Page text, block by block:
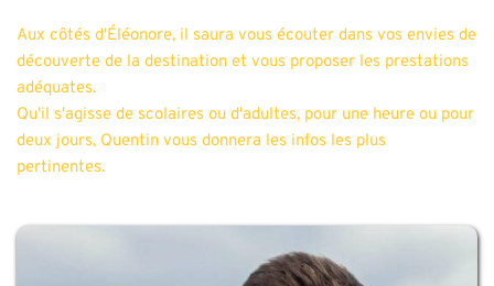
Aux côtés d'Éléonore, il saura vous écouter dans vos envies de
découverte de la destination et vous proposer les prestations
adéquates.
Qu'il s'agisse de scolaires ou d'adultes, pour une heure ou pour
deux jours, Quentin vous donnera les infos les plus
pertinentes.